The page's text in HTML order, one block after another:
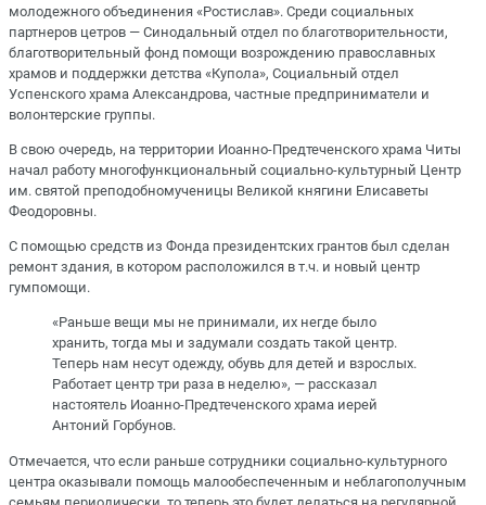
молодежного объединения «Ростислав». Среди социальных
партнеров цетров — Синодальный отдел по благотворительности,
благотворительный фонд помощи возрождению православных
храмов и поддержки детства «Купола», Социальный отдел
Успенского храма Александрова, частные предприниматели и
волонтерские группы.
В свою очередь, на территории Иоанно-Предтеченского храма Читы
начал работу многофункциональный социально-культурный Центр
им. святой преподобномученицы Великой княгини Елисаветы
Феодоровны.
С помощью средств из Фонда президентских грантов был сделан
ремонт здания, в котором расположился в т.ч. и новый центр
гумпомощи.
«Раньше вещи мы не принимали, их негде было
хранить, тогда мы и задумали создать такой центр.
Теперь нам несут одежду, обувь для детей и взрослых.
Работает центр три раза в неделю», — рассказал
настоятель Иоанно-Предтеченского храма иерей
Антоний Горбунов.
Отмечается, что если раньше сотрудники социально-культурного
центра оказывали помощь малообеспеченным и неблагополучным